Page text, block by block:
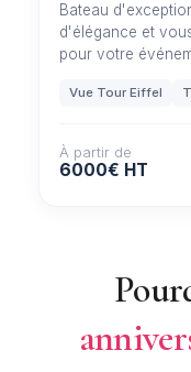
Bateau
d'élégance et
pour votre
Vue Tour Eiffel
À partir de
6000€ HT